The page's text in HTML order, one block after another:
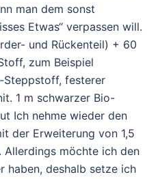
man dem sonst
Etwas“ verpassen will.
und Rückenteil) + 60
zum Beispiel
Steppstoff, festerer
1 m schwarzer Bio-
Ich nehme wieder den
der Erweiterung von 1,5
möchte ich den
haben, deshalb setze ich